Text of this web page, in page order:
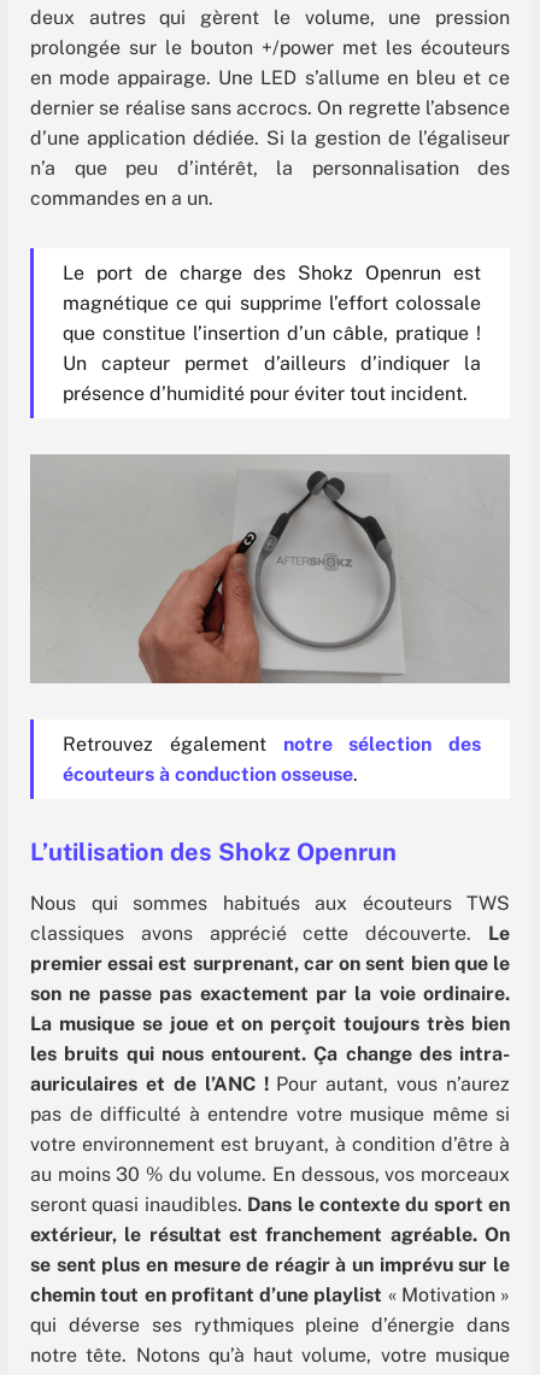
deux autres qui gèrent le volume, une pression
prolongée sur le bouton +/power met les écouteurs
en mode appairage. Une LED s’allume en bleu et ce
dernier se réalise sans accrocs. On regrette l’absence
d’une application dédiée. Si la gestion de l’égaliseur
n’a que peu d’intérêt, la personnalisation des
commandes en a un.
Le port de charge des Shokz Openrun est
magnétique ce qui supprime l’effort colossale
que constitue l’insertion d’un câble, pratique !
Un capteur permet d’ailleurs d’indiquer la
présence d’humidité pour éviter tout incident.
Retrouvez également notre sélection des
écouteurs à conduction osseuse.
L’utilisation des Shokz Openrun
Nous qui sommes habitués aux écouteurs TWS
classiques avons apprécié cette découverte. Le
premier essai est surprenant, car on sent bien que le
son ne passe pas exactement par la voie ordinaire.
La musique se joue et on perçoit toujours très bien
les bruits qui nous entourent. Ça change des intra-
auriculaires et de l’ANC !Pour autant, vous n’aurez
pas de difficulté à entendre votre musique même si
votre environnement est bruyant, à condition d’être à
au moins 30 % du volume. En dessous, vos morceaux
seront quasi inaudibles. Dans le contexte du sport en
extérieur, le résultat est franchement agréable. On
se sent plus en mesure de réagir à un imprévu sur le
chemin tout en profitant d’une playlist « Motivation »
qui déverse ses rythmiques pleine d’énergie dans
notre tête. Notons qu’à haut volume, votre musique